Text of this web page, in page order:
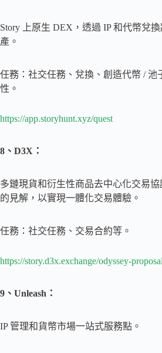
Story 上原生 DEX，透過 IP 和代幣兌
產。
任務：社交任務、兌換、創造代幣 / 池
性。
https://app.storyhunt.xyz/quest
8、D3X：
多鏈現貨和衍生性商品去中心化交易
的見解，以實現一體化交易體驗。
任務：社交任務、交易合約等。
https://story.d3x.exchange/odyssey-proposal
9、Unleash：
IP 管理和貨幣市場一站式服務點。